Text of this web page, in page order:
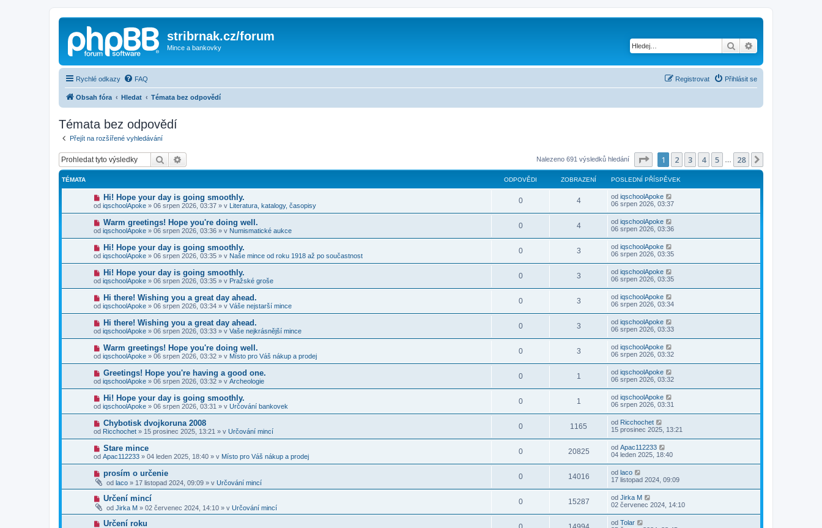
stribrnak.cz/forum
Mince a bankovky Hledat
Rychlé odkazy FAQ Přihlásit se
Registrovat
Obsah fóra Hledat Témata bez odpovědí
Témata bez odpovědí
Přejít na rozšířené vyhledávání
Hledat Nalezeno 691 výsledků hledání Stránka z 28
1 2 3 4 5 28
TÉMATA ODPOVĚDI ZOBRAZENÍ POSLEDNÍ PŘÍSPĚVEK
N
o
v
ý
p
ř
í
p
ě
v
e
k
Hi! Hope your day is going smoothly.
od iqschoolApoke » 06 srpen 2026, 03:37 » v Literatura, katalogy, časopisy
0 4 od iqschoolApoke
06 srpen 2026, 03:37
N
o
v
ý
p
ř
í
p
ě
v
e
k
Warm greetings! Hope you're doing well.
od iqschoolApoke » 06 srpen 2026, 03:36 » v Numismatické aukce
0 4 od iqschoolApoke
06 srpen 2026, 03:36
N
o
v
ý
p
ř
í
p
ě
v
e
k
Hi! Hope your day is going smoothly.
od iqschoolApoke » 06 srpen 2026, 03:35 » v Naše mince od roku 1918 až po součastnost
0 3 od iqschoolApoke
06 srpen 2026, 03:35
N
o
v
ý
p
ř
í
p
ě
v
e
k
Hi! Hope your day is going smoothly.
od iqschoolApoke » 06 srpen 2026, 03:35 » v Pražské groše
0 3 od iqschoolApoke
06 srpen 2026, 03:35
N
o
v
ý
p
ř
í
s
p
ě
v
e
k
Hi there! Wishing you a great day ahead.
od iqschoolApoke » 06 srpen 2026, 03:34 » v Váše nejstarší mince
0 3 od iqschoolApoke
06 srpen 2026, 03:34
N
o
v
ý
p
ř
í
s
p
ě
v
e
k
Hi there! Wishing you a great day ahead.
od iqschoolApoke » 06 srpen 2026, 03:33 » v Vaše nejkrásnější mince
0 3 od iqschoolApoke
06 srpen 2026, 03:33
N
o
v
p
ř
í
p
ě
v
e
k
Warm greetings! Hope you're doing well.
od iqschoolApoke » 06 srpen 2026, 03:32 » v Místo pro Váš nákup a prodej
0 3 od iqschoolApoke
06 srpen 2026, 03:32
N
o
v
ý
p
ř
í
s
p
ě
v
e
k
Greetings! Hope you're having a good one.
od iqschoolApoke » 06 srpen 2026, 03:32 » v Archeologie
0 1 od iqschoolApoke
06 srpen 2026, 03:32
N
o
v
p
ř
í
s
p
ě
e
k
Hi! Hope your day is going smoothly.
od iqschoolApoke » 06 srpen 2026, 03:31 » v Určování bankovek
0 1 od iqschoolApoke
06 srpen 2026, 03:31
N
o
v
ý
p
ř
í
s
p
ě
v
e
k
Chybotisk dvojkoruna 2008
od Ricchochet » 15 prosinec 2025, 13:21 » v Určování mincí
0 1165 od Ricchochet
15 prosinec 2025, 13:21
N
o
v
ř
í
s
p
ě
v
Stare mince
od Apac112233 » 04 leden 2025, 18:40 » v Místo pro Váš nákup a prodej
0 20825 od Apac112233
04 leden 2025, 18:40
N
o
v
ý
p
ř
í
s
prosím o určenie
od laco » 17 listopad 2024, 09:09 » v Určování mincí
0 14016 od laco
17 listopad 2024, 09:09
N
v
ý
p
Určení mincí
od Jirka M » 02 červenec 2024, 14:10 » v Určování mincí
0 15287 od Jirka M
02 červenec 2024, 14:10
NUrčení roku od Tolar